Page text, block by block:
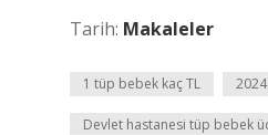
Tarih: Makaleler
1 tüp bebek kaç TL
Devlet hastanesi tüp bebek